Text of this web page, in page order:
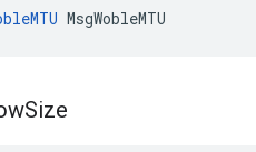
MsgWobleMTU
Size